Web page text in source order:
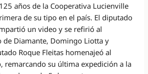
años de la Cooperativa Lucienville
de su tipo en el país. El diputado
un video y se refirió al
de Diamante, Domingo Liotta y
Roque Fleitas homenajeó al
remarcando su última expedición a la